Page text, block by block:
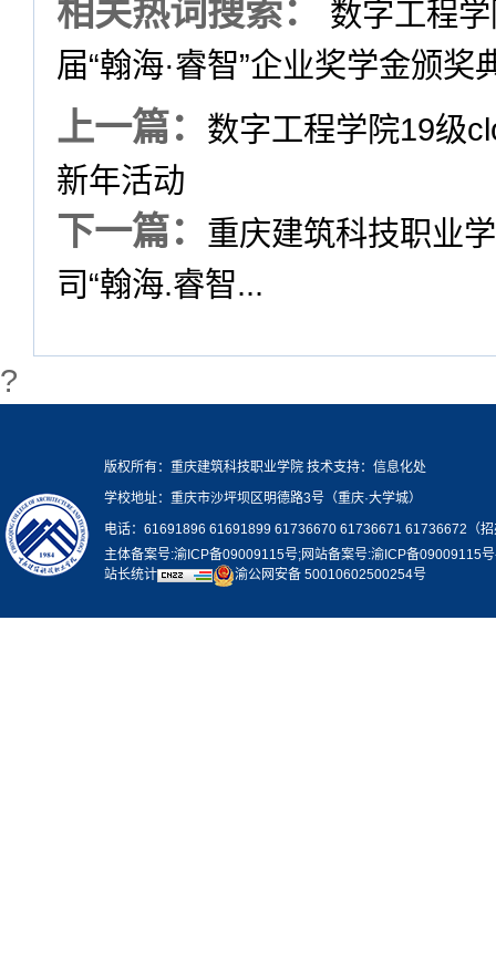
相关热词搜索：
数字工程
届“翰海·睿智”企业奖学金颁奖
上一篇：
数字工程学院19级
新年活动
下一篇：
重庆建筑科技职业
司“翰海.睿智...
?
版权所有：重庆建筑科技职业学院 技术支持：信息化处
学校地址：重庆市沙坪坝区明德路3号（重庆·大学城）
电话：61691896 61691899 61736670 61736671 61736672（招
主体备案号:渝ICP备09009115号;网站备案号:渝ICP备09009115
站长统计
渝公网安备 50010602500254号